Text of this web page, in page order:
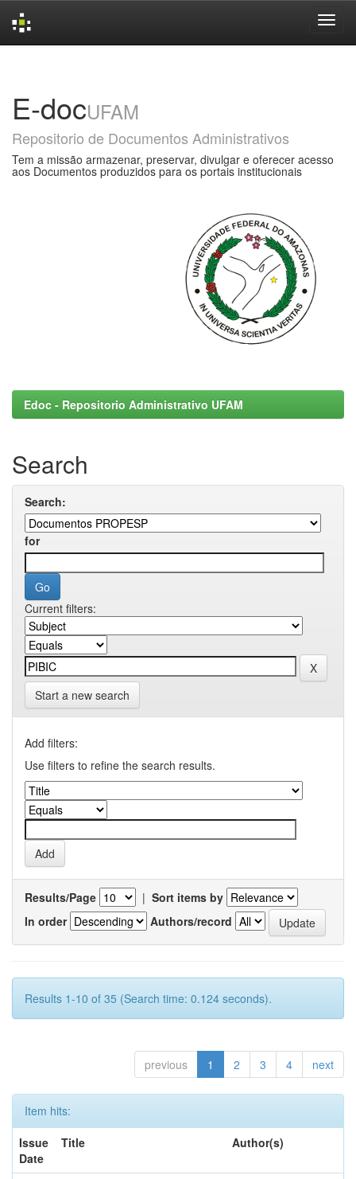
E-docUFAM
Repositorio de Documentos Administrativos
Tem a missão armazenar, preservar, divulgar e oferecer acesso
aos Documentos produzidos para os portais institucionais
Edoc - Repositorio Administrativo UFAM
Search
Search:
for
Current filters:
Start a new search
Add filters:
Use filters to refine the search results.
Results/Page | Sort items by
In order
Authors/record
Results 1-10 of 35 (Search time: 0.124 seconds).
previous 1 2 3 4 next
Item hits:
Issue
Date
Title Author(s)